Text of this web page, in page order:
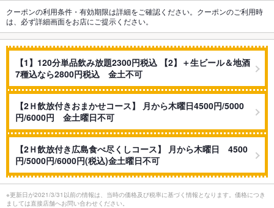
クーポンの利用条件・有効期限は詳細をご確認ください。クーポンのご利用時
は、必ず詳細画面をお店にご提示ください。
【1】120分単品飲み放題2300円税込 【2】＋生ビール＆地酒
7種込なら2800円税込 金土不可
【2Ｈ飲放付きおまかせコース】 月から木曜日4500円/5000
円/6000円 金土曜日不可
【2Ｈ飲放付き広島食べ尽くしコース】 月から木曜日 4500
円/5000円/6000円(税込)金土曜日不可
※更新日が2021/3/31以前の情報は、当時の価格及び税率に基づく情報となります。価格につき
ましては直接店舗へお問い合わせください。